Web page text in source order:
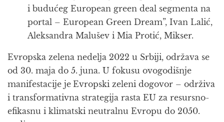
i budućeg European green deal segmenta na
portal – European Green Dream”, Ivan Lalić,
Aleksandra Malušev i Mia Protić, Mikser.
Evropska zelena nedelja 2022 u Srbiji, održava se
od 30. maja do 5. juna. U fokusu ovogodišnje
manifestacije je Evropski zeleni dogovor – održiva
i transformativna strategija rasta EU za resursno-
efikasnu i klimatski neutralnu Evropu do 2050.